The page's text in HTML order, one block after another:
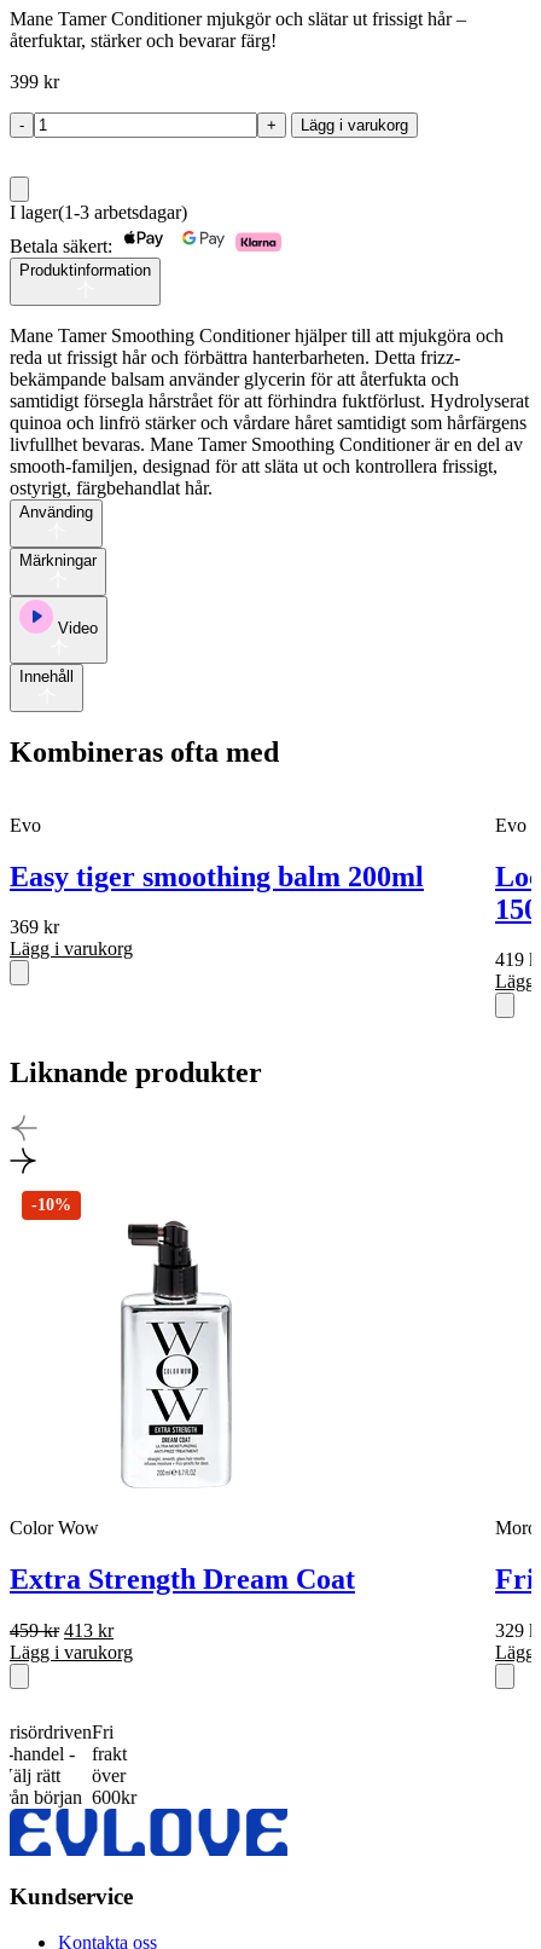
Mane Tamer Conditioner mjukgör och slätar ut frissigt hår –
återfuktar, stärker och bevarar färg!
399 kr
-
Mane
smoothing
conditioner
300ml
mängd
+ Lägg i varukorg
I lager(1-3 arbetsdagar)
Betala säkert:
Produktinformation
Mane Tamer Smoothing Conditioner hjälper till att mjukgöra och
reda ut frissigt hår och förbättra hanterbarheten. Detta frizz-
bekämpande balsam använder glycerin för att återfukta och
samtidigt försegla hårstrået för att förhindra fuktförlust. Hydrolyserat
quinoa och linfrö stärker och vårdare håret samtidigt som hårfärgens
livfullhet bevaras. Mane Tamer Smoothing Conditioner är en del av
smooth-familjen, designad för att släta ut och kontrollera frissigt,
ostyrigt, färgbehandlat hår.
Använding
Märkningar
Video
Innehåll
Kombineras ofta med
Evo
Easy tiger smoothing balm 200ml
369 kr
Lägg i varukorg
Evo
419
Lägg
Liknande produkter
-10%
Color Wow
Extra Strength Dream Coat
459kr Det
ursprungliga
413 krDet
nuvarande
Lägg i varukorg
329
Lägg
-
Fri
frakt
över
600kr
Kundservice
Kontakta oss